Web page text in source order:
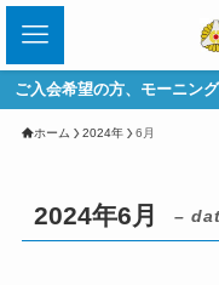
ご入会希望の方、モーニン
ホーム 2024年 6月
2024年6月 –